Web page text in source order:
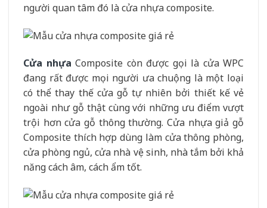
người quan tâm đó là cửa nhựa composite.
Cửa nhựa Composite còn được gọi là cửa WPC
đang rất được mọi người ưa chuộng là một loại
có thể thay thế cửa gỗ tự nhiên bởi thiết kế vẻ
ngoài như gỗ thật cùng với những ưu điểm vượt
trội hơn cửa gỗ thông thường. Cửa nhựa giả gỗ
Composite thích hợp dùng làm cửa thông phòng,
cửa phòng ngủ, cửa nhà vệ sinh, nhà tắm bởi khả
năng cách âm, cách ẩm tốt.